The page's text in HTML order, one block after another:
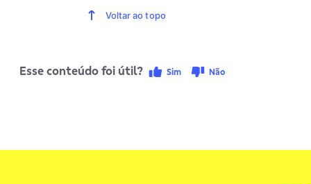
Voltar ao topo
Esse conteúdo foi útil? Sim Não